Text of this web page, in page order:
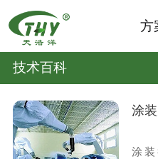
方
技术百科
涂
涂